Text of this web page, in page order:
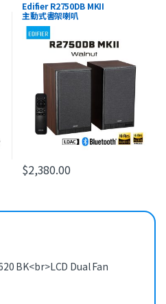
Edifier R2750DB MKII
主動式書架喇叭
$2,380.00